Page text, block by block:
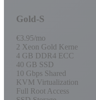
Gold-S
€3.95/mo
2 Xeon Gold Kerne
4 GB DDR4 ECC
40 GB SSD
10 Gbps Shared
KVM Virtualization
Full Root Access